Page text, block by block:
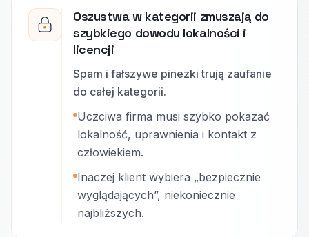
Oszustwa w kategorii zmuszają do
szybkiego dowodu lokalności i
licencji
Spam i fałszywe pinezki trują zaufanie
do całej kategorii.
Uczciwa firma musi szybko pokazać
lokalność, uprawnienia i kontakt z
człowiekiem.
Inaczej klient wybiera „bezpiecznie
wyglądających”, niekoniecznie
najbliższych.